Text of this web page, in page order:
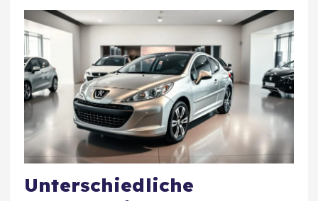
Unterschiedliche